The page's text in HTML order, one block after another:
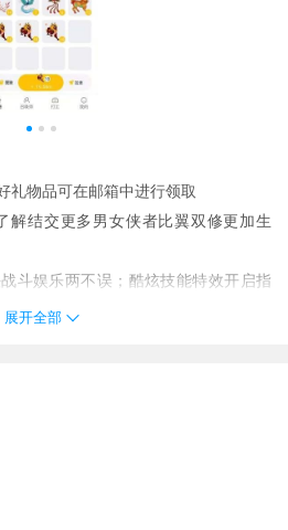
礼物品可在邮箱中进行领取
解结交更多男女侠者比翼双修更加生
斗娱乐两不误；酷炫技能特效开启指
上手！
有趣的战斗都能完成；
十方俱灭瞬秒！
都可以进行血拼PK完善的好友系统可
对战非常精彩完成更多的挑战击败一
展开全部